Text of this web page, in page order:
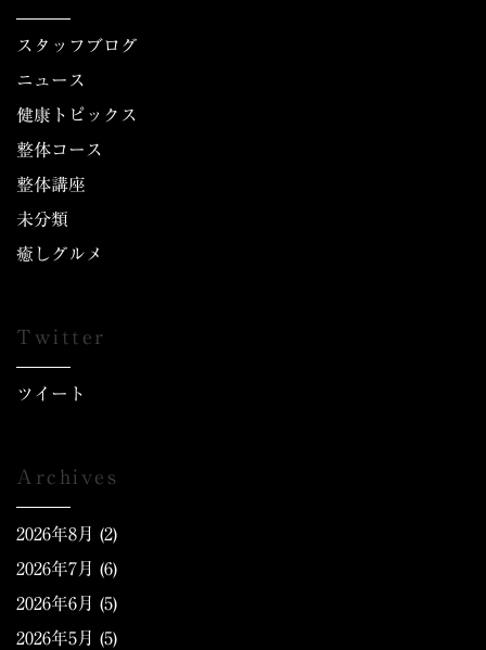
スタッフブログ
ニュース
健康トピックス
整体コース
整体講座
未分類
癒しグルメ
Twitter
ツイート
Archives
2026年8月 (2)
2026年7月 (6)
2026年6月 (5)
2026年5月 (5)